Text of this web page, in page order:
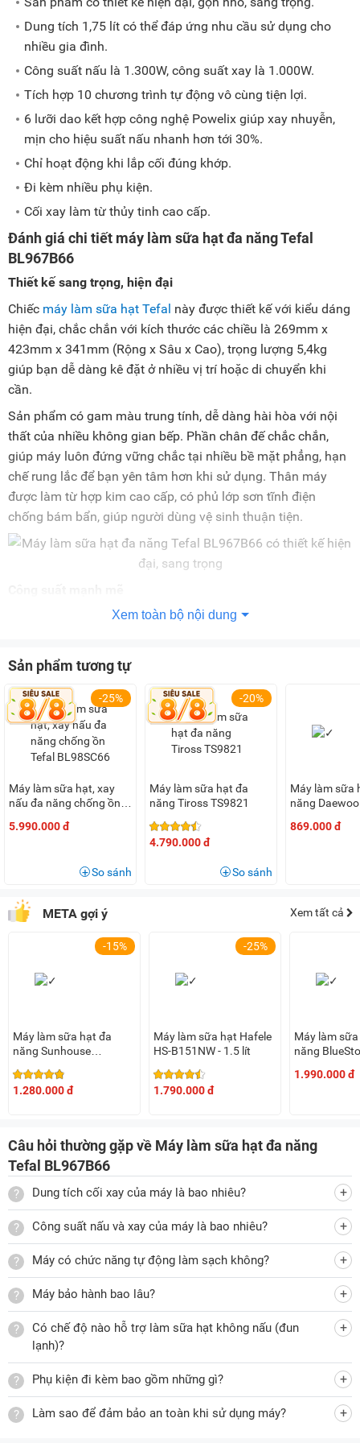
Dung tích 1,75 lít có thể đáp ứng nhu cầu sử dụng cho
nhiều gia đình.
Công suất nấu là 1.300W, công suất xay là 1.000W.
Tích hợp 10 chương trình tự động vô cùng tiện lợi.
6 lưỡi dao kết hợp công nghệ Powelix giúp xay nhuyễn,
mịn cho hiệu suất nấu nhanh hơn tới 30%.
Chỉ hoạt động khi lắp cối đúng khớp.
Đi kèm nhiều phụ kiện.
Cối xay làm từ thủy tinh cao cấp.
Đánh giá chi tiết máy làm sữa hạt đa năng Tefal
BL967B66
Thiết kế sang trọng, hiện đại
Chiếc máy làm sữa hạt Tefal này được thiết kế với kiểu dáng
hiện đại, chắc chắn với kích thước các chiều là 269mm x
423mm x 341mm (Rộng x Sâu x Cao), trọng lượng 5,4kg
giúp bạn dễ dàng kê đặt ở nhiều vị trí hoặc di chuyển khi
cần.
Sản phẩm có gam màu trung tính, dễ dàng hài hòa với nội
thất của nhiều không gian bếp. Phần chân đế chắc chắn,
giúp máy luôn đứng vững chắc tại nhiều bề mặt phẳng, hạn
chế rung lắc để bạn yên tâm hơn khi sử dụng. Thân máy
được làm từ hợp kim cao cấp, có phủ lớp sơn tĩnh điện
chống bám bẩn, giúp người dùng vệ sinh thuận tiện.
Máy làm sữa hạt đa năng Tefal BL967B66 vận hành với
suất xay là 1.000W giúp quá trình xay, nấu sữa hạt diễn ra
nhanh, hiệu quả để tiết kiệm thời gian, công sức cho người
sử dụng.
Đặc biệt thiết bị này còn có 2 mức tốc độ xay cùng chế độ
nhồi đem lại nhiều tiện ích cho người dùng.
Tefal BL967B66 có cối xay được làm từ chất liệu thủy tinh
cao độ bền bỉ, hạn chế trầy xước, nứt vỡ... Đặc biệt cối xay
gia đình có từ 2 - 4 thành viên.
Lưỡi dao sắc bén
nghệ 6 lưỡi dao Powelix Blade giúp đẩy cao hiệu suất xay
lên tới 30%, rút ngắn thời gian hoạt động của máy, tiết kiệm
điện năng hiệu quả hơn.
Máy trang bị màn hình cảm ứng kỹ thuật số (Touch Screen)
nóng và lạnh giúp người dùng đa dạng hóa món ăn thức
uống mang tới cho gia đình mình.
Bạn chỉ cần chờ đợi trong vòng 20 phút thì đã có thể thưởng
thức các món sữa hạt thơm ngon bổ dưỡng và mịn nhuyễn,
tăng cường đề kháng, cân bằng chất cho sức khỏe.
Các chương trình của máy bao gồm:
Sữa hạt (Milk) - Nấu sữa từ các loại hạt như đậu nành,
hạnh nhân, óc chó…
Cháo (Porridge) - Nấu cháo loãng hoặc đặc tùy lượng
nước.
Đun nước (Boil Water) - Đun nước sôi để pha trà, cà
phê...
Hầm nguyên hạt (Compote/Soup) - Nấu canh, súp, hầm
Xem toàn bộ nội dung
Sản phẩm tương tự
-25%
Máy làm sữa hạt, xay
nấu đa năng chống ồn
5.990.000 đ
So sánh
-20%
Máy làm sữa hạt đa
năng Tiross TS9821
4.790.000 đ
So sánh
Máy làm sữa
năng Daewoo
869.000 đ
META gợi ý Xem tất cả
-15%
Máy làm sữa hạt đa
năng Sunhouse
1.280.000 đ
-25%
Máy làm sữa hạt Hafele
HS-B151NW - 1.5 lít
1.790.000 đ
Máy làm
năng
1.990.000 đ
Câu hỏi thường gặp về Máy làm sữa hạt đa năng
Tefal BL967B66
Dung tích cối xay của máy là bao nhiêu?
Công suất nấu và xay của máy là bao nhiêu?
Máy có chức năng tự động làm sạch không?
Máy bảo hành bao lâu?
Có chế độ nào hỗ trợ làm sữa hạt không nấu (đun
lạnh)?
Phụ kiện đi kèm bao gồm những gì?
Làm sao để đảm bảo an toàn khi sử dụng máy?